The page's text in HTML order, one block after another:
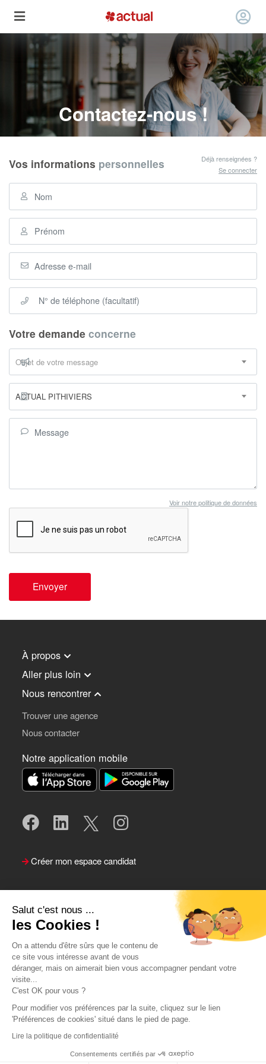
Salut c'est nous ...
les Cookies !
On a attendu d'être sûrs que le contenu de
ce site vous intéresse avant de vous
déranger, mais on aimerait bien vous accompagner pendant votre
visite...
C'est OK pour vous ?
Pour modifier vos préférences par la suite, cliquez sur le lien
'Préférences de cookies' situé dans le pied de page.
Lire la politique de confidentialité
Consentements certifiés par
Contactez-nous !
Vos informations personnelles
Déjà renseignées ?
Se connecter
Votre demande concerne
Objet de votre message
ACTUAL PITHIVIERS
Voir notre politique de données
Envoyer
À propos
Aller plus loin
Nous rencontrer
Trouver une agence
Nous contacter
Notre application mobile
Créer mon espace candidat